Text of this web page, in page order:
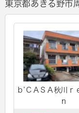
東京都あきる野市
ｂ’ＣＡＳＡ秋川ｒ
ｎ